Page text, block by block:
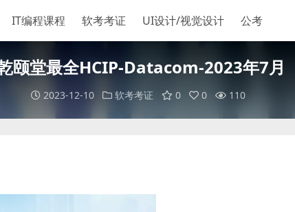
IT编程课程 软考考证 UI设计/视觉设计 公考
颐堂最全HCIP-Datacom-2023年7月
2023-12-10 软考考证 0 0 110